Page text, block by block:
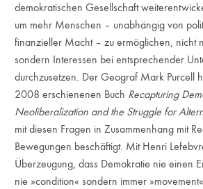
demokratischen Gesellschaft
um mehr Menschen – unabhängig von
finanzieller Macht – zu ermöglichen, nicht
sondern Interessen bei entsprechender
durchzusetzen. Der Geograf Mark Purcell
2008 erschienenen Buch Recapturing
Neoliberalization and the Struggle for
mit diesen Fragen in Zusammenhang mit
Bewegungen beschäftigt. Mit Henri
Überzeugung, dass Demokratie nie einen
nie »condition« sondern immer